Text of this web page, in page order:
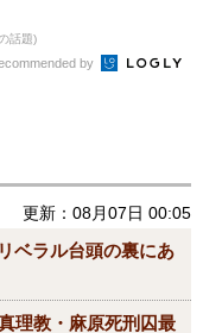
話題)
by
更新：08月07日 00:05
ベラル台頭の裏にあ
理教・麻原死刑囚最